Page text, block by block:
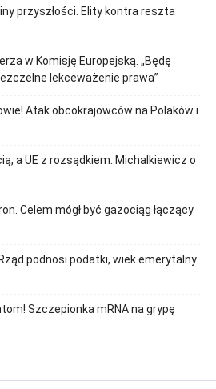
przyszłości. Elity kontra reszta
w Komisję Europejską. „Będę
lekceważenie prawa”
Atak obcokrajowców na Polaków i
a UE z rozsądkiem. Michalkiewicz o
Celem mógł być gazociąg łączący
podnosi podatki, wiek emerytalny
Szczepionka mRNA na grypę